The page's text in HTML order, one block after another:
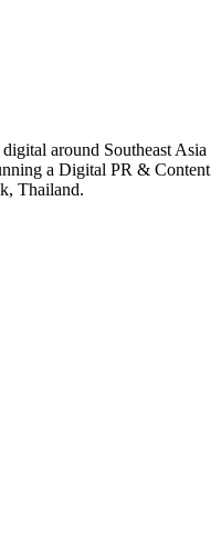
around Southeast Asia
a Digital PR & Content
Thailand.